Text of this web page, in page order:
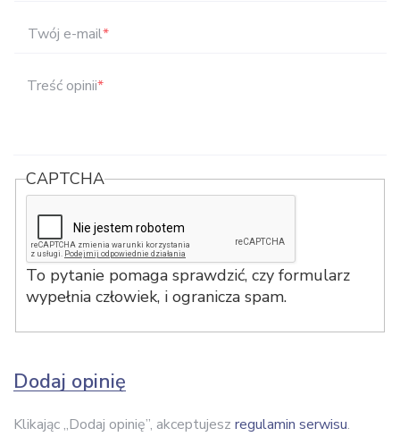
Twój e-mail*
Treść opinii*
CAPTCHA
To pytanie pomaga sprawdzić, czy formularz
wypełnia człowiek, i ogranicza spam.
Dodaj opinię
Klikając „Dodaj opinię”, akceptujesz regulamin serwisu.